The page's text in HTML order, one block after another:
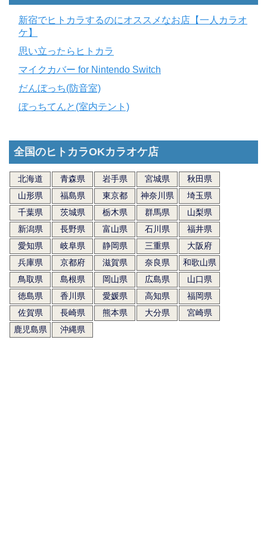
新宿でヒトカラするのにオススメなお店【一人カラオ
ケ】
思い立ったらヒトカラ
マイクカバー for Nintendo Switch
だんぼっち(防音室)
ぼっちてんと(室内テント)
全国のヒトカラOKカラオケ店
北海道 青森県 岩手県 宮城県
秋田県
山形県
福島県 東京都 神奈川県
埼玉県
千葉県
茨城県 栃木県 群馬県
山梨県
新潟県
長野県 富山県 石川県
福井県
愛知県
岐阜県 静岡県 三重県
大阪府
兵庫県
京都府 滋賀県 奈良県
和歌山県
鳥取県
島根県 岡山県 広島県
山口県
徳島県
香川県 愛媛県 高知県
福岡県
佐賀県
長崎県 熊本県 大分県
宮崎県
鹿児島県
沖縄県